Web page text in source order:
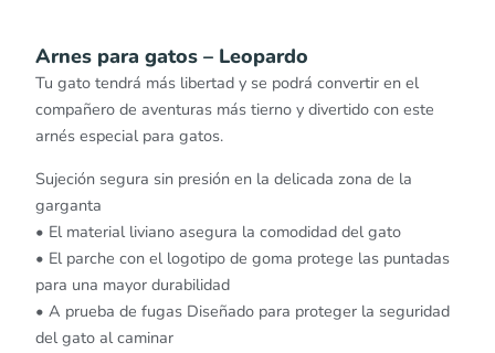
Arnes para gatos – Leopardo
Tu gato tendrá más libertad y se podrá convertir en el
compañero de aventuras más tierno y divertido con este
arnés especial para gatos.
Sujeción segura sin presión en la delicada zona de la
garganta
• El material liviano asegura la comodidad del gato
• El parche con el logotipo de goma protege las puntadas
para una mayor durabilidad
• A prueba de fugas Diseñado para proteger la seguridad
del gato al caminar